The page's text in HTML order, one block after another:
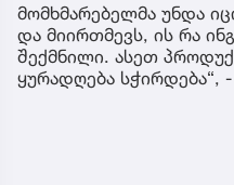
მომხმარებელმა უნდა
და მიირთმევს, ის რა
შექმნილი. ასეთ
ყურადღება სჭირდება“,